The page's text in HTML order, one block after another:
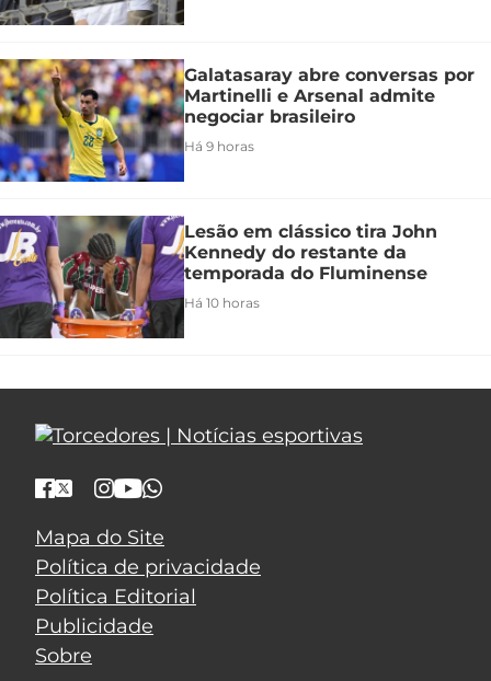
Galatasaray abre conversas por
Martinelli e Arsenal admite
negociar brasileiro
Há 9 horas
Lesão em clássico tira John
Kennedy do restante da
temporada do Fluminense
Há 10 horas
Mapa do Site
Política de privacidade
Política Editorial
Publicidade
Sobre